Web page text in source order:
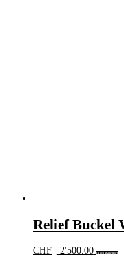
Relief Buckel
CHF 2'500.00 In den Warenkorb